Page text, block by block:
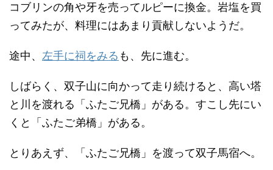
コブリンの角や牙を売ってルピーに換金。岩塩を買
ってみたが、料理にはあまり貢献しないようだ。
途中、 左手に祠をみる も、先に進む。
しばらく、双子山に向かって走り続けると、高い塔
と川を渡れる「ふたご兄橋」がある。すこし先にい
くと「ふたご弟橋」がある。
とりあえず、「ふたご兄橋」を渡って双子馬宿へ。